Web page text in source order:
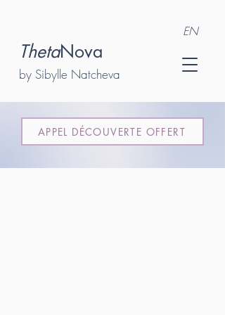
EN
ThetaNova
by Sibylle Natcheva
APPEL DÉCOUVERTE OFFERT